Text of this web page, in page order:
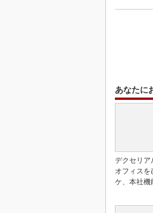
あなたに
デクセリア
オフィスを
ケ、本社機